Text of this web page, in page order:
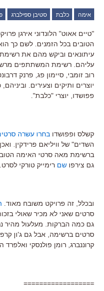
אימה כלבת סטיבן ספילברג
"טיים אאוט" הלונדוני אירגן
הטובים בכל הזמנים. לשם כך
עיתונאים וביקש מהם את
עליהם. רשימת המשתתפים
רוב זומבי, סיימון פג, פרנק
יוצרים ותיקים וצעירים.
פפושדו, יוצרי "כלבת".
קשלס ופפושדו בחרו עשרה
השדים" של וויליאם פרידקין.
ברשימת מאה סרטי האימה
גם צירפו שם רימייק טורקי לסרט.
ובכלל, זה פרויקט משובח מאוד.
סרטים שאני לא מכיר שאולי
גם כמה הברקות. מעלעול מהיר
סרטים ברשימה, אבל גם ג'ון
קרוננברג, רומן פולנסקי
==================